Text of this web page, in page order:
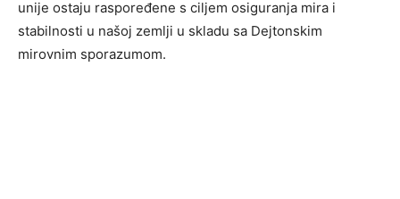
unije ostaju raspoređene s ciljem osiguranja mira i
stabilnosti u našoj zemlji u skladu sa Dejtonskim
mirovnim sporazumom.